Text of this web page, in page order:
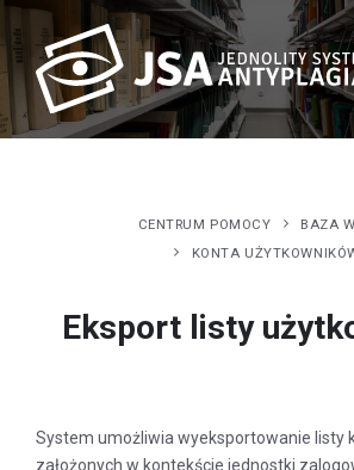
CENTRUM POMOCY
BAZA
KONTA
Eksport listy
System umożliwia wyeksportowanie listy
założonych w kontekście jednostki